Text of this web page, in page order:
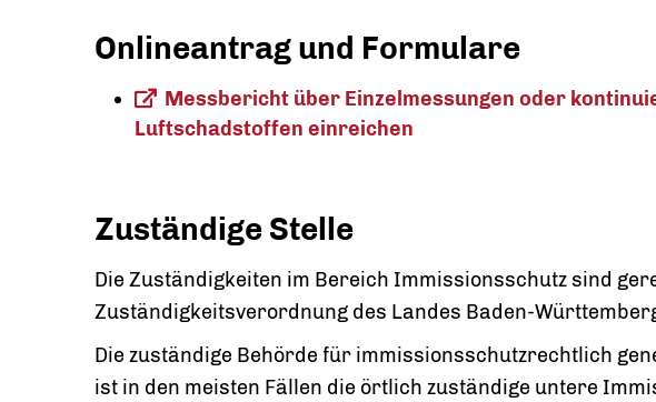
Onlineantrag und Formulare
Messbericht über Einzelmessungen oder
Luftschadstoffen einreichen
Zuständige Stelle
Die Zuständigkeiten im Bereich Immissionsschutz sind
Zuständigkeitsverordnung des Landes Baden-
Die zuständige Behörde für immissionsschutzrechtlich
ist in den meisten Fällen die örtlich zuständige untere